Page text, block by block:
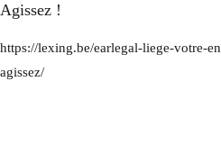
Agissez !
https://lexing.be/earlegal-liege-votre-
agissez/